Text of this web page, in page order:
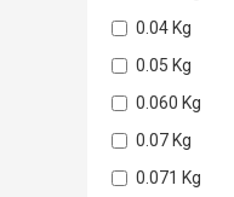
0.04 Kg
0.05 Kg
0.060 Kg
0.07 Kg
0.071 Kg